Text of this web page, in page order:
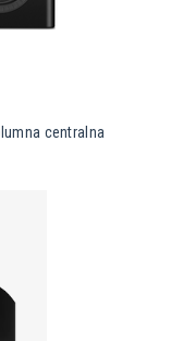
centralna